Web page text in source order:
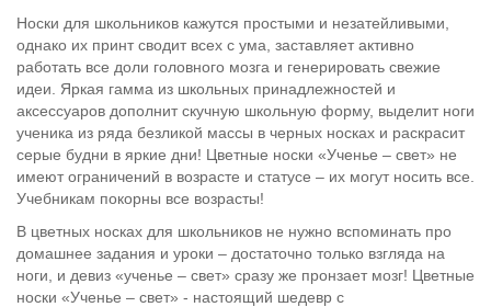
Носки для школьников кажутся простыми и незатейливыми,
однако их принт сводит всех с ума, заставляет активно
работать все доли головного мозга и генерировать свежие
идеи. Яркая гамма из школьных принадлежностей и
аксессуаров дополнит скучную школьную форму, выделит ноги
ученика из ряда безликой массы в черных носках и раскрасит
серые будни в яркие дни! Цветные носки «Ученье – свет» не
имеют ограничений в возрасте и статусе – их могут носить все.
Учебникам покорны все возрасты!
В цветных носках для школьников не нужно вспоминать про
домашнее задания и уроки – достаточно только взгляда на
ноги, и девиз «ученье – свет» сразу же пронзает мозг! Цветные
носки «Ученье – свет» - настоящий шедевр с